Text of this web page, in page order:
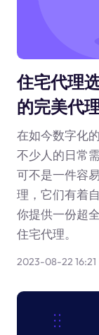
住宅代理
的完美代
在如今数字化
不少人的日常
可不是一件容
理，它们有着
你提供一份超
住宅代理。
2023-08-22 16:21